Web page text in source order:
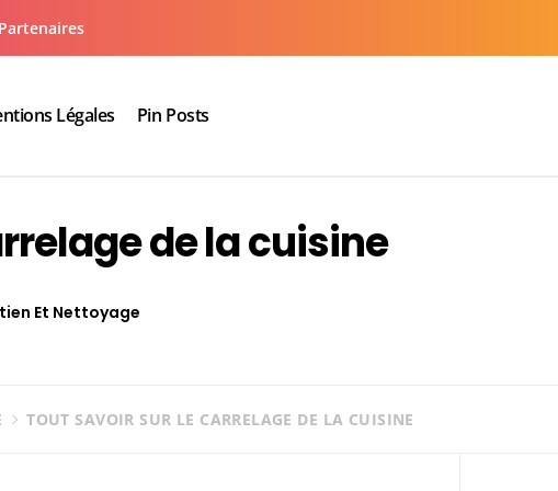
Partenaires
Légales Pin Posts
de la cuisine
Et Nettoyage
TOUT SAVOIR SUR LE CARRELAGE DE LA CUISINE